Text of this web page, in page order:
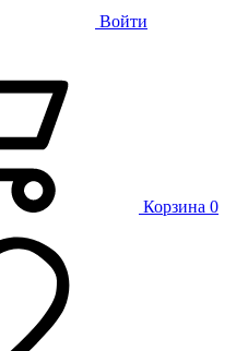
Войти
Корзина 0